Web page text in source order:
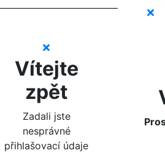
Vítejte
zpět
Zadali jste
nesprávné
přihlašovací údaje